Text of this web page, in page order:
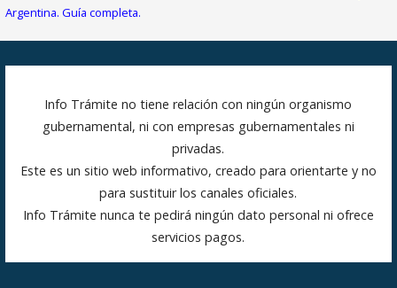
de
entradas
Argentina. Guía completa.
Info Trámite no tiene relación con ningún organismo
gubernamental, ni con empresas gubernamentales ni
privadas.
Este es un sitio web informativo, creado para orientarte y no
para sustituir los canales oficiales.
Info Trámite nunca te pedirá ningún dato personal ni ofrece
servicios pagos.